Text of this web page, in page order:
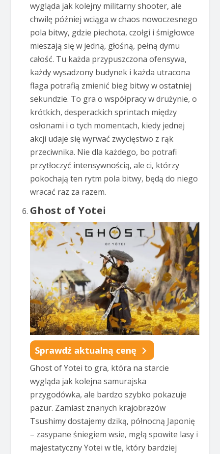
wygląda jak kolejny militarny shooter, ale
chwilę później wciąga w chaos nowoczesnego
pola bitwy, gdzie piechota, czołgi i śmigłowce
mieszają się w jedną, głośną, pełną dymu
całość. Tu każda przypuszczona ofensywa,
każdy wysadzony budynek i każda utracona
flaga potrafią zmienić bieg bitwy w ostatniej
sekundzie. To gra o współpracy w drużynie, o
krótkich, desperackich sprintach między
osłonami i o tych momentach, kiedy jednej
akcji udaje się wyrwać zwycięstwo z rąk
przeciwnika. Nie dla każdego, bo potrafi
przytłoczyć intensywnością, ale ci, którzy
pokochają ten rytm pola bitwy, będą do niego
wracać raz za razem.
Ghost of Yotei
Sprawdź aktualną cenę
Ghost of Yotei to gra, która na starcie
wygląda jak kolejna samurajska
przygodówka, ale bardzo szybko pokazuje
pazur. Zamiast znanych krajobrazów
Tsushimy dostajemy dziką, północną Japonię
– zasypane śniegiem wsie, mgłą spowite lasy i
majestatyczny Yotei w tle, który bardziej